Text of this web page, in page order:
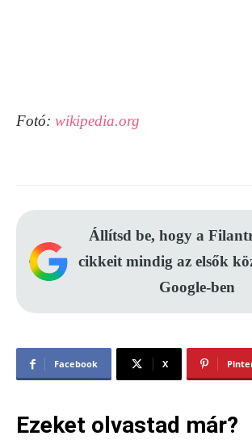
Fotó: wikipedia.org
Állítsd be, hogy a
cikkeit mindig az elsők
Google-ben
Facebook X
Ezeket olvastad már?